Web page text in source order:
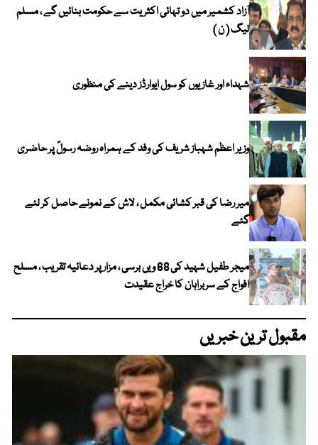
آزاد کشمیر میں دو تہائی اکثریت سے حکومت بنائیں گے ، مسلم
لیگ ( ن )
شہداء اور غازیوں کو سول ایوارڈز دینے کی منظوری
وزیر اعظم شہباز شریف کی وفد کے ہمراہ روضہ رسولؐ پر حاضری
میر رضا کی قبر کشائی مکمل ، لاش کے نمونے حاصل کر لئے
گئے
میجر طفیل شہید کی 68 ویں برسی ، مزار پر دعائیہ تقریب ، مسلح
افواج کے سربراہان کا خراج عقیدت
مقبول ترین خبریں